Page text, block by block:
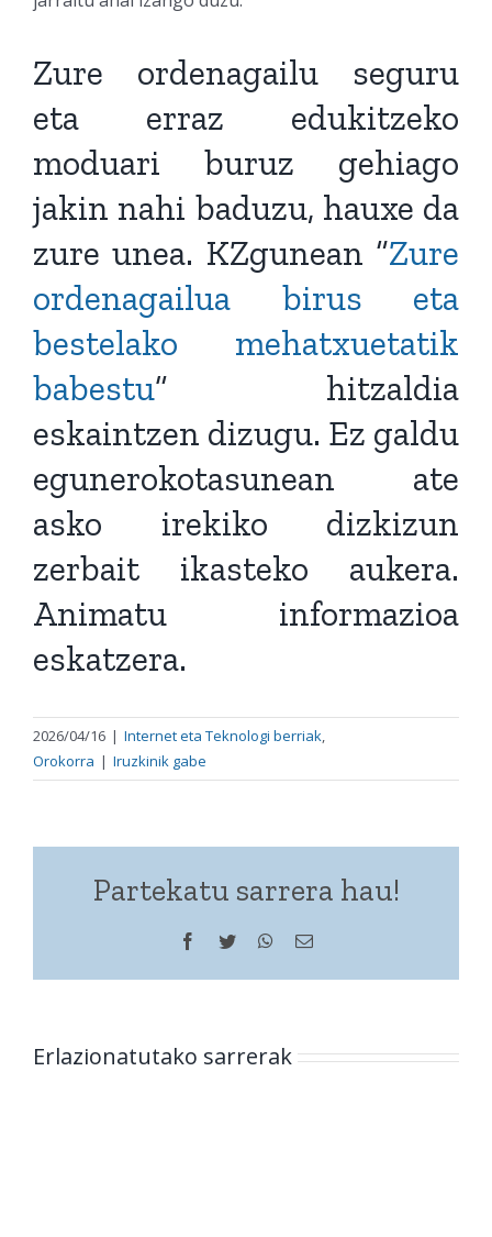
Zure ordenagailu seguru
eta erraz edukitzeko
moduari buruz gehiago
jakin nahi baduzu, hauxe da
zure unea. KZgunean “Zure
ordenagailua birus eta
bestelako mehatxuetatik
babestu” hitzaldia
eskaintzen dizugu. Ez galdu
egunerokotasunean ate
asko irekiko dizkizun
zerbait ikasteko aukera.
Animatu informazioa
eskatzera.
2026/04/16 | Internet eta Teknologi berriak,
Orokorra | Iruzkinik gabe
Partekatu sarrera hau!
Facebook
Twitter WhatsApp
Helbide
Erlazionatutako sarrerak